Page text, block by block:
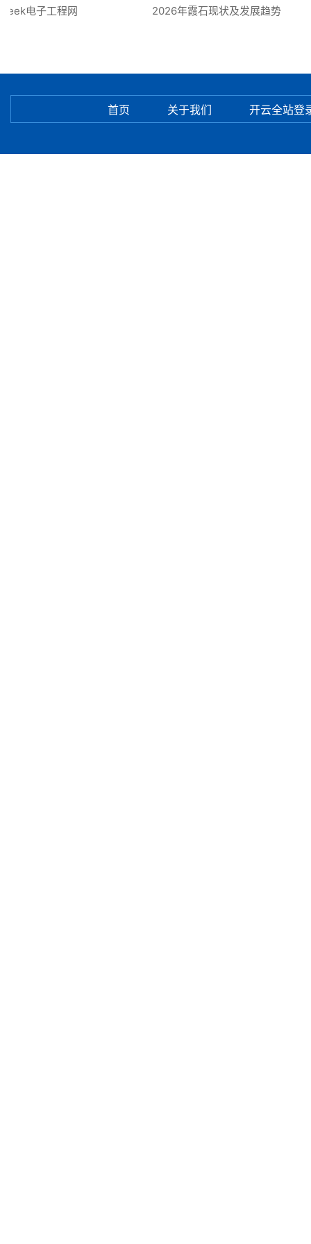
子工程网 2026年霞石现状及发展趋势
首页 关于我们 开云全站登